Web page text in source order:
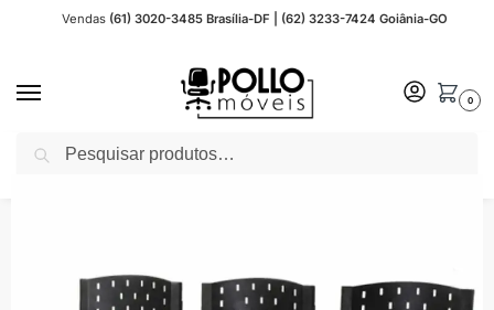
Vendas (61) 3020-3485 Brasília-DF | (62) 3233-7424 Goiânia-GO
0
Início Cadeira Escritório / Cadeiras Longarina para Recepção